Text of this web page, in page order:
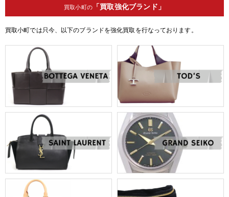
買取小町の「買取強化ブランド」
買取小町では只今、以下のブランドを強化買取を行なっております。